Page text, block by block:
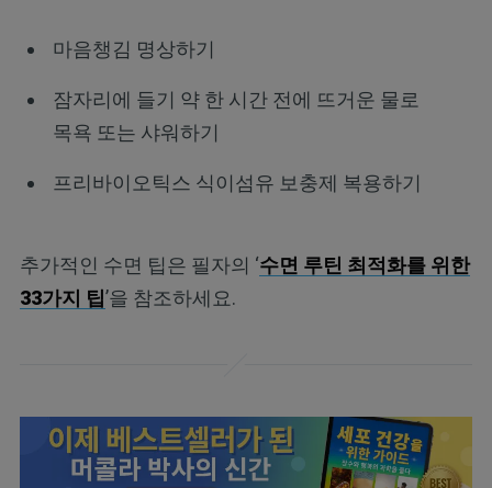
마음챙김 명상하기
잠자리에 들기 약 한 시간 전에 뜨거운 물로
목욕 또는 샤워하기
프리바이오틱스 식이섬유 보충제 복용하기
추가적인 수면 팁은 필자의 ‘수면 루틴 최적화를 위한
33가지 팁’을 참조하세요.